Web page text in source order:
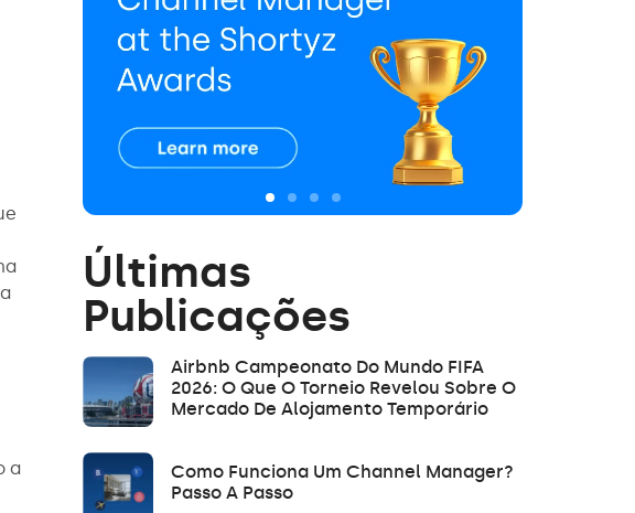
a
Últimas
Publicações
Airbnb Campeonato Do Mundo FIFA
2026: O Que O Torneio Revelou Sobre O
Mercado De Alojamento Temporário
Como Funciona Um Channel Manager?
Passo A Passo